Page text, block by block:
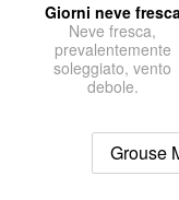
Giorni neve
Neve fresca,
prevalentemente
soleggiato, vento
debole.
Grouse